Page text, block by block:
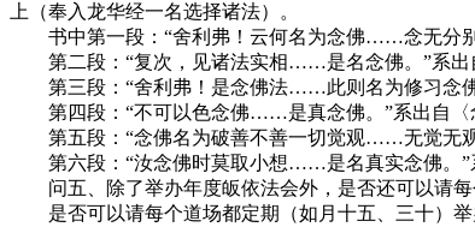
上（奉入龙华经一名选择诸法）。
书中第一段：“舍利弗！云何名为念佛……念无分别
第二段：“复次，见诸法实相……是名念佛。”系出自
第三段：“舍利弗！是念佛法……此则名为修习念佛
第四段：“不可以色念佛……是真念佛。”系出自〈念
第五段：“念佛名为破善不善一切觉观……无觉无观
第六段：“汝念佛时莫取小想……是名真实念佛。”系
问五、除了举办年度皈依法会外，是否还可以请每
是否可以请每个道场都定期（如月十五、三十）举